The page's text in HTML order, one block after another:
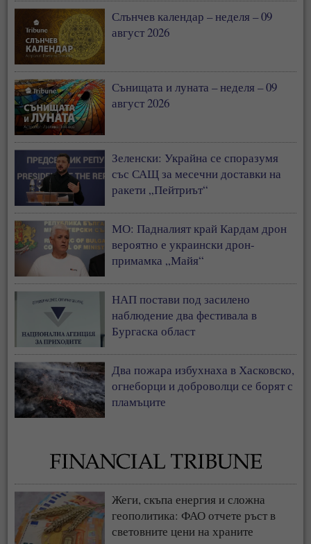
Слънчев календар – неделя – 09
август 2026
Сънищата и луната – неделя – 09
август 2026
Зеленски: Украйна се споразумя
със САЩ за месечни доставки на
ракети „Пейтриът“
МО: Падналият край Кардам дрон
вероятно е украински дрон-
примамка „Майя“
НАП постави под засилено
наблюдение два фестивала в
Бургаска област
Два пожара избухнаха в Хасковско,
огнеборци и доброволци се борят с
пламъците
Жеги, скъпа енергия и сложна
геополитика: ФАО отчете ръст в
световните цени на храните